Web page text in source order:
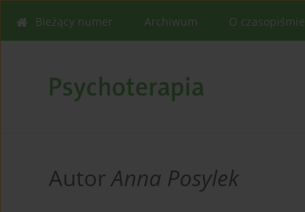
Bieżący numer Archiwum O czasopiśmie
AutorAnna Posylek